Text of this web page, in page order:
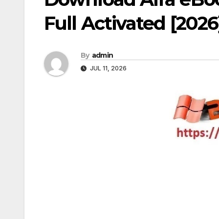
Full Activated
By admin
JUL 11, 2026